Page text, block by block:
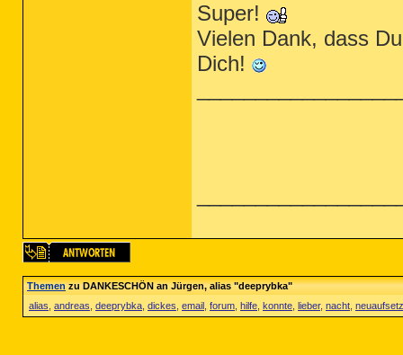
Super!
Vielen Dank, dass
Dich!
Themenzu DANKESCHÖN an Jürgen, alias "deeprybka"
alias andreas deeprybka dickes email forum hilfe konnte lieber, nacht